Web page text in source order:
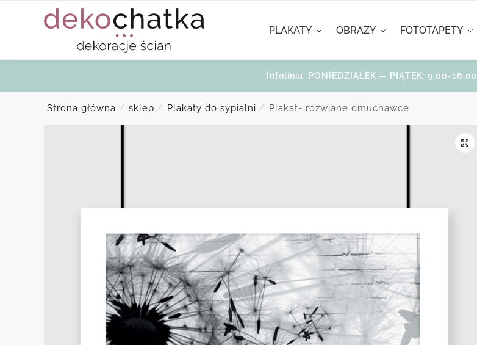
PLAKATY OBRAZY FOTOTAPETY
Infolinia: PONIEDZIAŁEK — PIĄTEK: 9.00-16.00
Strona główna / sklep / Plakaty do sypialni / Plakat- rozwiane dmuchawce